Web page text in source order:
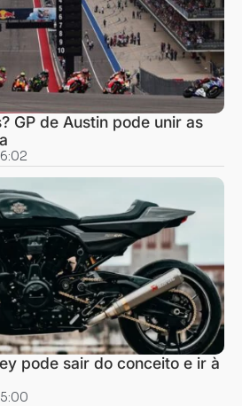
GP de Austin pode unir as
pode sair do conceito e ir à